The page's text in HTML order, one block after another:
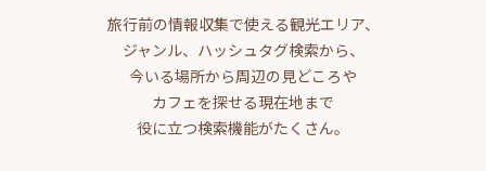
旅行前の情報収集で使える観光エリア、
ジャンル、ハッシュタグ検索から、
今いる場所から周辺の見どころや
カフェを探せる現在地まで
役に立つ検索機能がたくさん。